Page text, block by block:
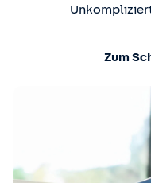
Zum